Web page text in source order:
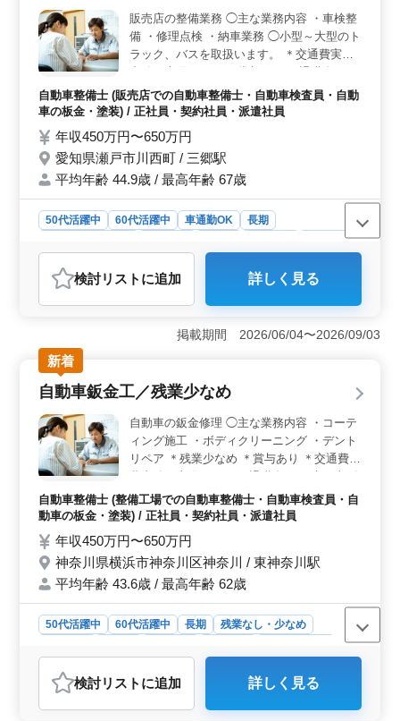
験や資格を活かして、幅広い業務に対応するスタッフと
して活躍できます。 ＜車通勤＋待遇充実で安心＞
車通勤が可能で通勤負担を抑えられる環境です。交通費
支給（上限なし）や賞与、社会保険完備など福利厚生も
整っており、安心して長く働ける環境です。
販売店の整備業務 ◯主な業務内容 ・車検整
備 ・修理点検 ・納車業務 ◯小型～大型のト
ラック、バスを取扱います。 ＊交通費実費
今まで積み重ねた経験を当社でも活かせま
す！ 大型トラック整備を担当できるベテラ
自動車整備士 (販売店での自動車整備士・自動車検査員・自動
車の板金・塗装) / 正社員・契約社員・派遣社員
年収450万円〜650万円
愛知県瀬戸市川西町 / 三郷駅
平均年齢 44.9歳 / 最高年齢 67歳
50代活躍中 60代活躍中 車通勤OK
長期
派遣社員
おすすめポイント
＜休みを確保しやすい勤務環境＞ 日曜・祝日休みに加
えて夏季休暇、年末年始休暇、GW休暇もあり、長期休暇
を取りながら勤務できます。残業少なめで仕事とプライ
ベートのバランスを整えやすい環境です。 ＜車両整
備経験を活かせる業務内容＞ 販売店で小型から大型ト
ラック、バスの車検整備、修理点検、納車業務を担当し
ます。これまでの整備経験を活かして、大型車両整備の
技術を発揮できる業務内容です。 ＜車通勤＋待遇充
実で安心＞ 車通勤が可能で通勤負担を抑えられる環境
です。交通費支給（上限なし）や賞与、社会保険完備に
加えて退職金制度もあり、福利厚生が整った環境で安心
して長く働ける職場です。
検討リスト に追加 詳しく見る
掲載期間 2026/06/04〜2026/09/03
新着
自動車鈑金工／残業少なめ
自動車の鈑金修理 ◯主な業務内容 ・コーテ
ィング施工 ・ボディクリーニング ・デント
リペア ＊残業少なめ ＊賞与あり ＊交通費実
た技術を当社で発揮して頂けます！ ベテラ
ン板金工の方、ぜひご応募お待ちしておりま
自動車整備士 (整備工場での自動車整備士・自動車検査員・自
動車の板金・塗装) / 正社員・契約社員・派遣社員
年収450万円〜650万円
神奈川県横浜市神奈川区神奈川 / 東神奈川駅
平均年齢 43.6歳 / 最高年齢 62歳
50代活躍中 60代活躍中 長期
残業なし・少なめ
おすすめポイント
＜残業少なめで働きやすい環境＞ 残業少なめで業務後
の時間も確保しやすく、無理なく長く働きやすい環境で
検討リスト に追加 詳しく見る